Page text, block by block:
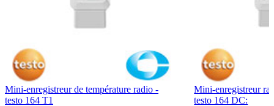
Mini-enregistreur de température radio -
testo 164 T1
Mini-enregistreur
testo 164 DC: